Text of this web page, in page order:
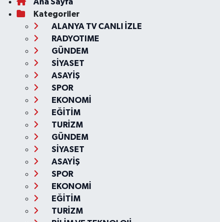
Ana Sayfa
Kategoriler
ALANYA TV CANLI İZLE
RADYOTIME
GÜNDEM
SİYASET
ASAYİŞ
SPOR
EKONOMİ
EĞİTİM
TURİZM
GÜNDEM
SİYASET
ASAYİŞ
SPOR
EKONOMİ
EĞİTİM
TURİZM